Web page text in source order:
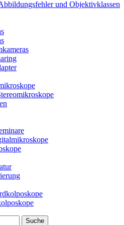
und Objektivklassen
Suche